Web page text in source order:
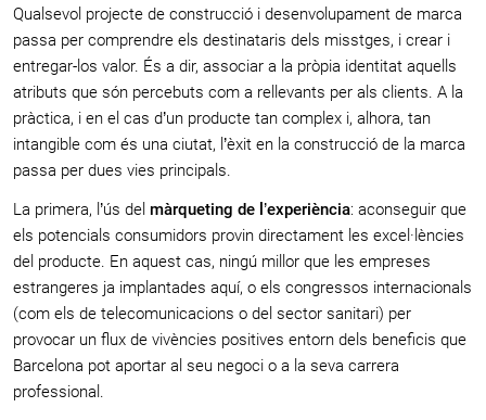
Qualsevol projecte de construcció i desenvolupament de marca
passa per comprendre els destinataris dels misstges, i crear i
entregar-los valor. És a dir, associar a la pròpia identitat aquells
atributs que són percebuts com a rellevants per als clients. A la
pràctica, i en el cas d’un producte tan complex i, alhora, tan
intangible com és una ciutat, l’èxit en la construcció de la marca
passa per dues vies principals.
La primera, l’ús del màrqueting de l’experiència: aconseguir que
els potencials consumidors provin directament les excel·lències
del producte. En aquest cas, ningú millor que les empreses
estrangeres ja implantades aquí, o els congressos internacionals
(com els de telecomunicacions o del sector sanitari) per
provocar un flux de vivències positives entorn dels beneficis que
Barcelona pot aportar al seu negoci o a la seva carrera
professional.